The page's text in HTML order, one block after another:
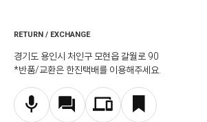
RETURN / EXCHANGE
경기도 용인시 처인구 모현읍 갈월로 90
*반품/교환은 한진택배를 이용해주세요.